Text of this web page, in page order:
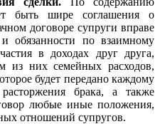
быть шире соглашения о
договоре супруги вправе
обязанности по взаимному
в доходах друг друга,
из них семейных расходов,
будет передано каждому
брака, а также
любые иные положения,
отношений супругов.